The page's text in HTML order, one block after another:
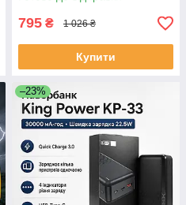
795 ₴ 1 026 ₴
Купити
–23%